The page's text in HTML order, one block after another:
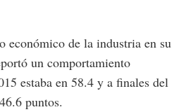
económico de la industria en su
un comportamiento
estaba en 58.4 y a finales del
puntos.